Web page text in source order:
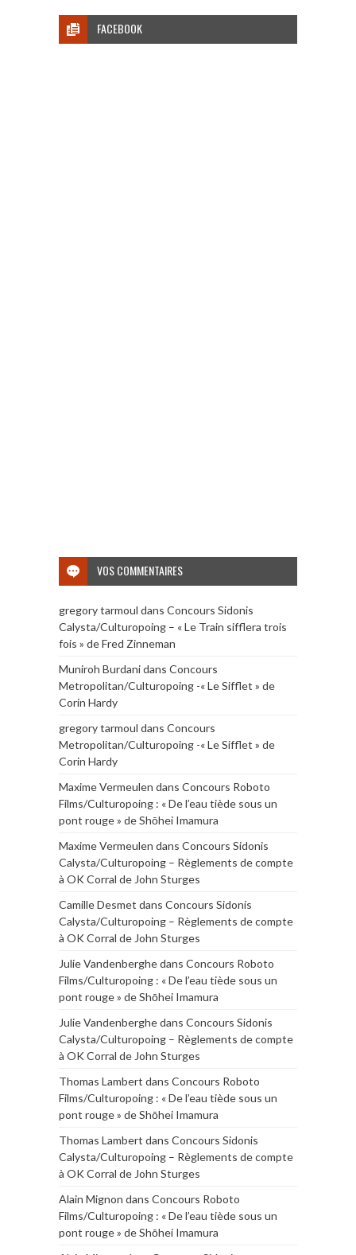
FACEBOOK
VOS COMMENTAIRES
gregory tarmoul dans Concours Sidonis
Calysta/Culturopoing – « Le Train sifflera trois
fois » de Fred Zinneman
Muniroh Burdanidans Concours
Metropolitan/Culturopoing -« Le Sifflet » de
Corin Hardy
gregory tarmoul dans Concours
Metropolitan/Culturopoing -« Le Sifflet » de
Corin Hardy
Maxime Vermeulen dans Concours Roboto
Films/Culturopoing : « De l’eau tiède sous un
pont rouge » de Shōhei Imamura
Maxime Vermeulen dans Concours Sidonis
Calysta/Culturopoing – Règlements de compte
à OK Corral de John Sturges
Camille Desmet dans Concours Sidonis
Calysta/Culturopoing – Règlements de compte
à OK Corral de John Sturges
Julie Vandenberghedans Concours Roboto
Films/Culturopoing : « De l’eau tiède sous un
pont rouge » de Shōhei Imamura
Julie Vandenberghedans Concours Sidonis
Calysta/Culturopoing – Règlements de compte
à OK Corral de John Sturges
Thomas Lambert dans Concours Roboto
Films/Culturopoing : « De l’eau tiède sous un
pont rouge » de Shōhei Imamura
Thomas Lambert dans Concours Sidonis
Calysta/Culturopoing – Règlements de compte
à OK Corral de John Sturges
Alain Mignon dans Concours Roboto
Films/Culturopoing : « De l’eau tiède sous un
pont rouge » de Shōhei Imamura